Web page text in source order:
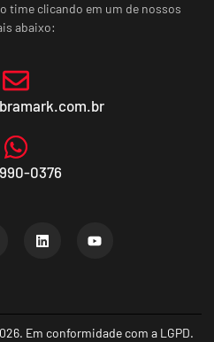
time clicando em um de nossos
abaixo:
0376
Em conformidade com a LGPD.